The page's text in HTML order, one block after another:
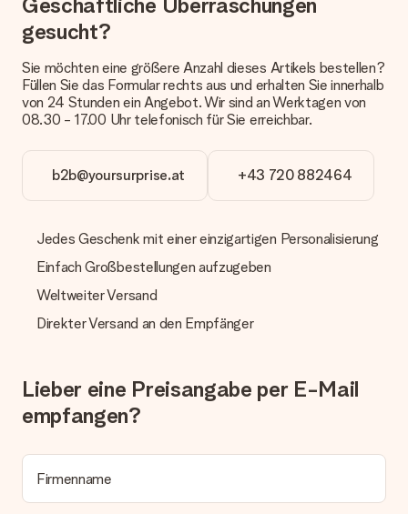
anbieten. Das Geschenk, das bestellt wird, wird als Paket oder
Päckchen versendet. Möchtest du wissen, ob es als Paket
Kundenservice.
Zahlung
Wir bieten die folgenden Zahlungsoptionen an: Vorauskasse
mit normaler Überweisung, Sofortüberweisung, Paypal,
Kreditkarte oder auf Rechnung über Klarna. Bei einer
manuellen Überweisung verlängert sich die Lieferzeit des
Geschenk empfangen
Was, wenn das Geschenk meine Erwartungen nicht
erfüllt?
Sollte das Geschenk wider Erwarten deine Erwartungen nicht
Wird die Rechnung mit der Bestellung mitverschickt?
Alle Lieferungen erfolgen ohne Rechnung und/oder
zeitgleich mit der Bestätigungsmail und kannst sie jederzeit in
deinem MySurprise Account einsehen. Du kannst das
gesucht?
Sie möchten eine größere Anzahl dieses Artikels bestellen?
Füllen Sie das Formular rechts aus und erhalten Sie innerhalb
von 24 Stunden ein Angebot. Wir sind an Werktagen von
08.30 - 17.00 Uhr telefonisch für Sie erreichbar.
b2b@yoursurprise.at +43 720 882464
Jedes Geschenk mit einer einzigartigen Personalisierung
Einfach Großbestellungen aufzugeben
Weltweiter Versand
Direkter Versand an den Empfänger
Lieber eine Preisangabe per E-Mail
empfangen?
Firmenname